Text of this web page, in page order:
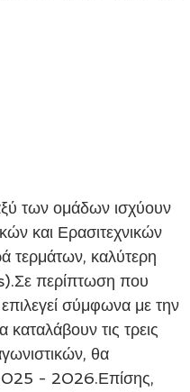
των ομάδων ισχύουν
και Ερασιτεχνικών
τερμάτων, καλύτερη
περίπτωση που
σύμφωνα με την
τις τρεις
θα
2025 - 2026.Επίσης,